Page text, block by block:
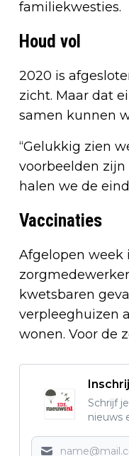
familiekwesties.
Houd vol
2020 is
zicht. Maar dat
samen kunnen
“Gelukkig zien
voorbeelden zijn
halen we de
Vaccinaties
Afgelopen week
kwetsbaren
verpleeghuizen
wonen. Voor de
Schrijf
nieuws